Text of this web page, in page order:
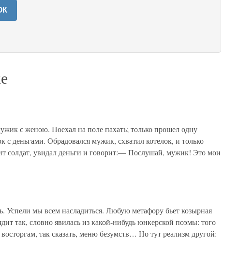
с женою. Поехал на поле пахать; только прошел одну
с деньгами. Обрадовался мужик, схватил котелок, и только
солдат, увидал деньги и говорит:— Послушай, мужик! Это мои
мы всем насладиться. Любую метафору бьет козырная
так, словно явилась из какой-нибудь юнкерской поэмы: того
так сказать, меню безумств… Но тут реализм другой: